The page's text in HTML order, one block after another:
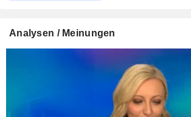
Analysen / Meinungen